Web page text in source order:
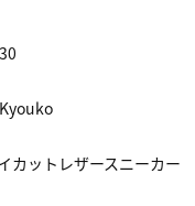
カットレザースニーカー